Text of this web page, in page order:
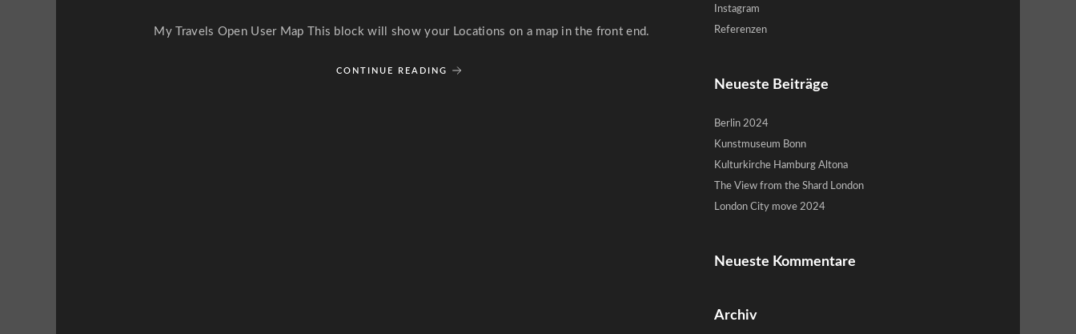
My Travels Open User Map This block will show your Locations on a map in the front end.
CONTINUE READING
Instagram
Referenzen
Neueste Beiträge
Berlin 2024
Kunstmuseum Bonn
Kulturkirche Hamburg Altona
The View from the Shard London
London City move 2024
Neueste Kommentare
Archiv